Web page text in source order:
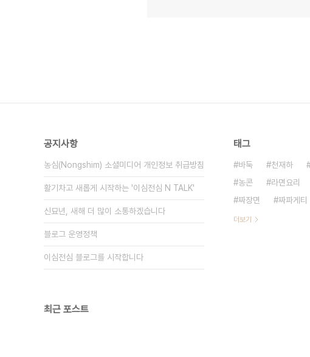
공지사항
농심(Nongshim) 소셜미디어 개인정보 취급방침
활기차고 새롭게 시작하는 '이심전심 N TALK'
신묘년, 새해 더 많이 소통하겠습니다
블로그 운영정책
이심전심 블로그를 시작합니다
최근 포스트
태그
바둑 천재하
농콘
라면요리
짜장면
짜파게티
더보기